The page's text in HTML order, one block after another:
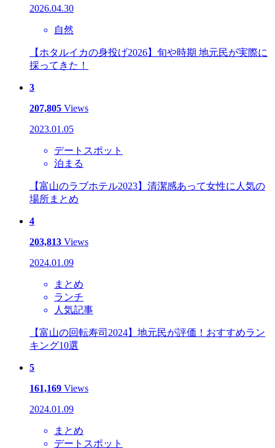
2026.04.30
自然
【ホタルイカの身投げ2026】旬や時期 地元民が実際に
採ってきた！
3
207,805 Views
2023.01.05
デートスポット
泊まる
【富山のラブホテル2023】清潔感あって女性に人気の
場所まとめ
4
203,813 Views
2024.01.09
まとめ
ランチ
人気記事
【富山の回転寿司2024】地元民が評価！おすすめラン
キング10選
5
161,169 Views
2024.01.09
まとめ
デートスポット